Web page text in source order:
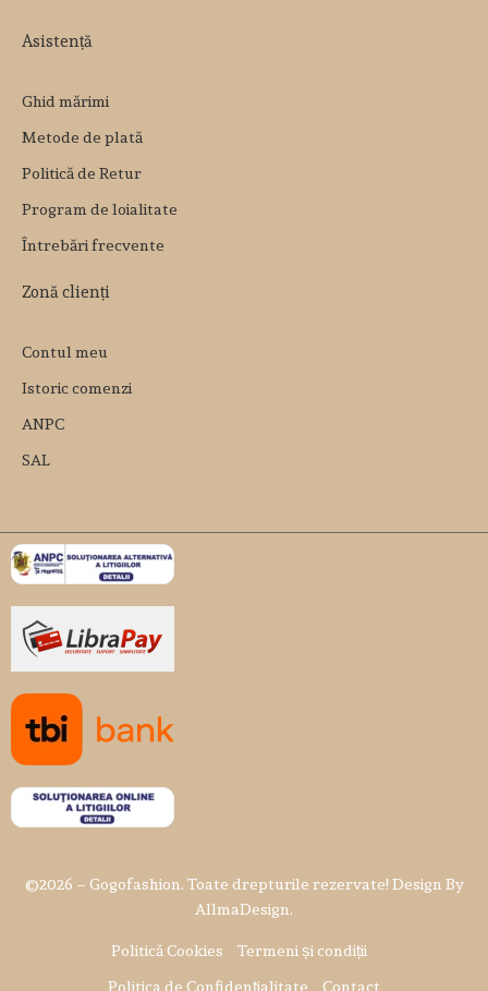
Asistență
Ghid mărimi
Metode de plată
Politică de Retur
Program de loialitate
Întrebări frecvente
Zonă clienți
Contul meu
Istoric comenzi
ANPC
SAL
©2026 – Gogofashion. Toate drepturile rezervate! Design By
AllmaDesign.
Politică Cookies
Termeni și condiții
Politica de Confidențialitate
Contact